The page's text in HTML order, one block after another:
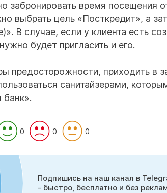
забронировать время посещения
выбрать цель «Посткредит», а
В случае, если у клиента есть
будет пригласить и его.
предосторожности, приходить в
санитайзерами,
0 0 0
Подпишись на наш канал в
– быстро, бесплатно и без